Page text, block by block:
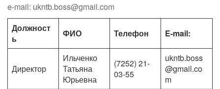
e-mail: ukntb.boss@gmail.com
Должност
ь
ФИО Телефон E-mail:
Директор
Ильченко
Татьяна
Юрьевна
(7252) 21-
03-55
ukntb.boss
@gmail.co
m